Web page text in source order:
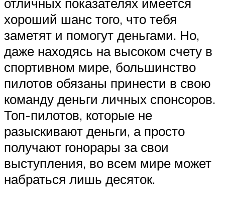
хороший шанс того, что тебя
заметят и помогут деньгами. Но,
даже находясь на высоком счету в
спортивном мире, большинство
пилотов обязаны принести в свою
команду деньги личных спонсоров.
Топ-пилотов, которые не
разыскивают деньги, а просто
получают гонорары за свои
выступления, во всем мире может
набраться лишь десяток.